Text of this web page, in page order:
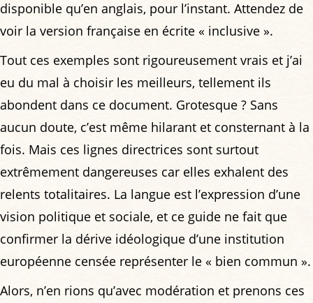
disponible qu’en anglais, pour l’instant. Attendez de
voir la version française en écrite « inclusive ».
Tout ces exemples sont rigoureusement vrais et j’ai
eu du mal à choisir les meilleurs, tellement ils
abondent dans ce document. Grotesque ? Sans
aucun doute, c’est même hilarant et consternant à la
fois. Mais ces lignes directrices sont surtout
extrêmement dangereuses car elles exhalent des
relents totalitaires. La langue est l’expression d’une
vision politique et sociale, et ce guide ne fait que
confirmer la dérive idéologique d’une institution
européenne censée représenter le « bien commun ».
Alors, n’en rions qu’avec modération et prenons ces